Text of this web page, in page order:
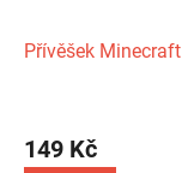
Přívěšek Minecraft
149 Kč